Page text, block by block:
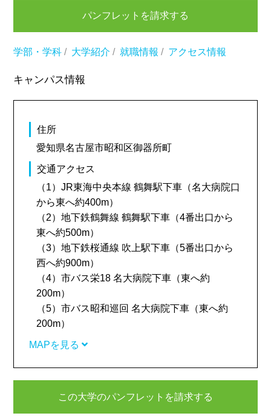
パンフレットを請求する
学部・学科 / 大学紹介 / 就職情報 / アクセス情報
キャンパス情報
住所
愛知県名古屋市昭和区御器所町
交通アクセス
（1）JR東海中央本線 鶴舞駅下車（名大病院口
から東へ約400m）
（2）地下鉄鶴舞線 鶴舞駅下車（4番出口から
東へ約500m）
（3）地下鉄桜通線 吹上駅下車（5番出口から
西へ約900m）
（4）市バス栄18 名大病院下車（東へ約
200m）
（5）市バス昭和巡回 名大病院下車（東へ約
200m）
MAPを見る
この大学のパンフレットを請求する